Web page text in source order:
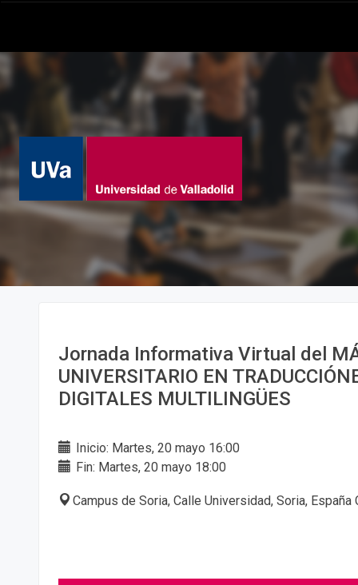
Jornada Informativa Virtual del
UNIVERSITARIO EN
DIGITALES MULTILINGÜES
Inicio: Martes, 20 mayo 16:00
Fin: Martes, 20 mayo 18:00
Campus de Soria, Calle Universidad, Soria, España